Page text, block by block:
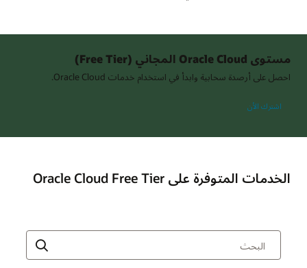
مستوى Oracle Cloud المجاني (Free Tier)
احصل على أرصدة سحابية وابدأ في استخدام خدمات Oracle Cloud.
اشترك الأن
الخدمات المتوفرة على Oracle Cloud Free Tier